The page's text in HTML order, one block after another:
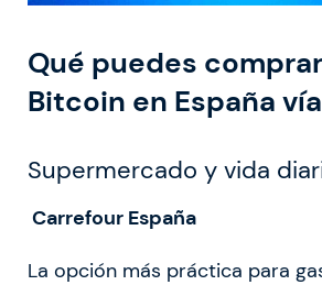
Qué puedes
Bitcoin en España
Supermercado y vida
Carrefour España
La opción más práctica para